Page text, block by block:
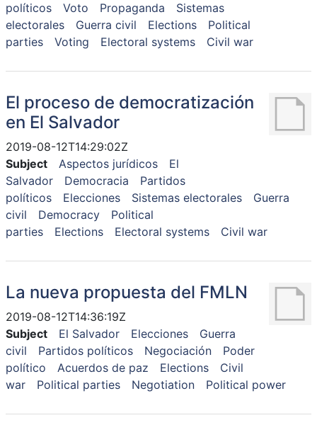
políticos
Voto Propaganda
Sistemas
electorales
Guerra civil Elections
Political
parties
Voting Electoral systems Civil war
El proceso de democratización
en El Salvador
2019-08-12T14:29:02Z
Subject
Aspectos jurídicos
El
Salvador
Democracia
Partidos
políticos
Elecciones Sistemas electorales
Guerra
civil
Democracy
Political
parties
Elections Electoral systems Civil war
La nueva propuesta del FMLN
2019-08-12T14:36:19Z
Subject
El Salvador Elecciones
Guerra
civil
Partidos políticos Negociación
Poder
político
Acuerdos de paz Elections
Civil
war
Political parties Negotiation Political power